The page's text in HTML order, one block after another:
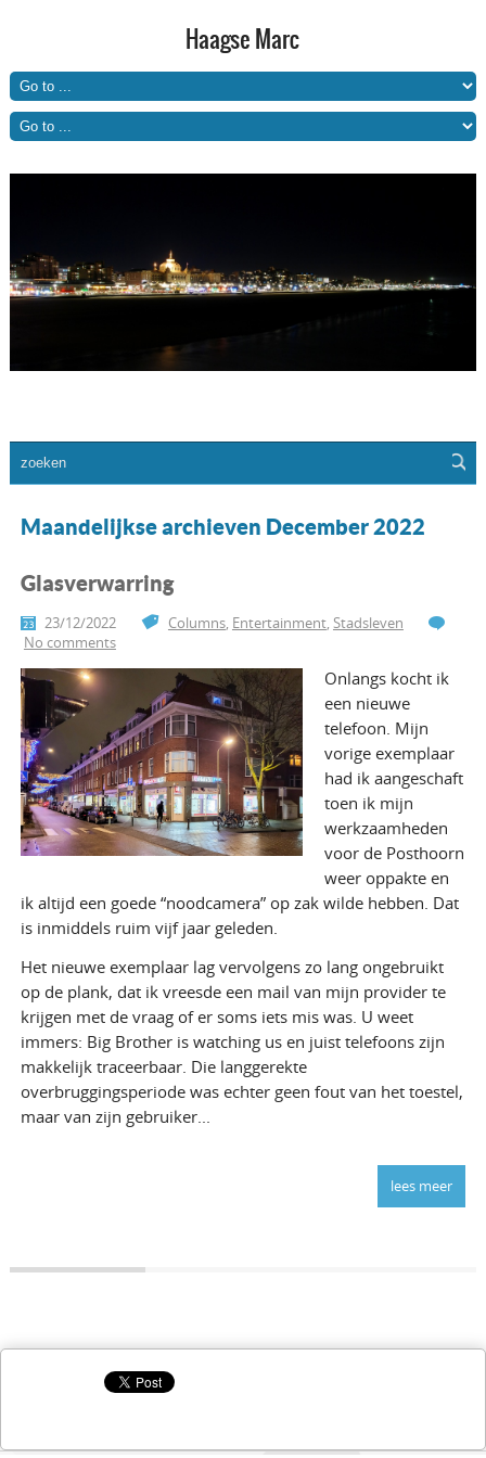
Haagse Marc
Maandelijkse archieven December 2022
Glasverwarring
23/12/2022 Columns, Entertainment, Stadsleven
No comments
Onlangs kocht ik
een nieuwe
telefoon. Mijn
vorige exemplaar
had ik aangeschaft
toen ik mijn
werkzaamheden
voor de Posthoorn
weer oppakte en
ik altijd een goede “noodcamera” op zak wilde hebben. Dat
is inmiddels ruim vijf jaar geleden.
Het nieuwe exemplaar lag vervolgens zo lang ongebruikt
op de plank, dat ik vreesde een mail van mijn provider te
krijgen met de vraag of er soms iets mis was. U weet
immers: Big Brother is watching us en juist telefoons zijn
makkelijk traceerbaar. Die langgerekte
overbruggingsperiode was echter geen fout van het toestel,
maar van zijn gebruiker...
lees meer